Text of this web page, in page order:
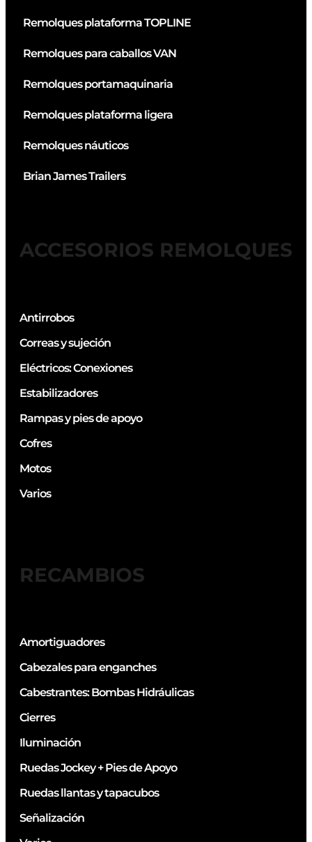
Remolques plataforma TOPLINE
Remolques para caballos VAN
Remolques portamaquinaria
Remolques plataforma ligera
Remolques náuticos
Brian James Trailers
ACCESORIOS REMOLQUES
Antirrobos
Correas y sujeción
Eléctricos: Conexiones
Estabilizadores
Rampas y pies de apoyo
Cofres
Motos
Varios
RECAMBIOS
Amortiguadores
Cabezales para enganches
Cabestrantes: Bombas Hidráulicas
Cierres
Iluminación
Ruedas Jockey + Pies de Apoyo
Ruedas llantas y tapacubos
Señalización